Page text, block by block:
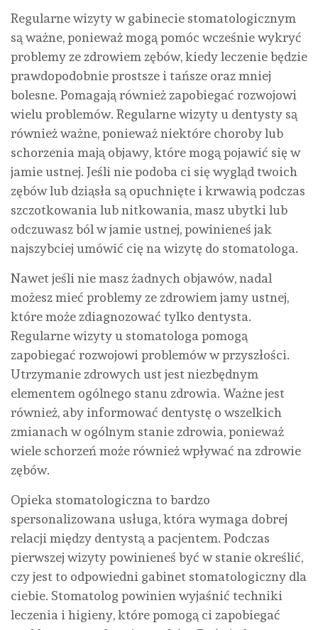
Regularne wizyty w gabinecie stomatologicznym
są ważne, ponieważ mogą pomóc wcześnie wykryć
problemy ze zdrowiem zębów, kiedy leczenie będzie
prawdopodobnie prostsze i tańsze oraz mniej
bolesne. Pomagają również zapobiegać rozwojowi
wielu problemów. Regularne wizyty u dentysty są
również ważne, ponieważ niektóre choroby lub
schorzenia mają objawy, które mogą pojawić się w
jamie ustnej. Jeśli nie podoba ci się wygląd twoich
zębów lub dziąsła są opuchnięte i krwawią podczas
szczotkowania lub nitkowania, masz ubytki lub
odczuwasz ból w jamie ustnej, powinieneś jak
najszybciej umówić cię na wizytę do stomatologa.
Nawet jeśli nie masz żadnych objawów, nadal
możesz mieć problemy ze zdrowiem jamy ustnej,
które może zdiagnozować tylko dentysta.
Regularne wizyty u stomatologa pomogą
zapobiegać rozwojowi problemów w przyszłości.
Utrzymanie zdrowych ust jest niezbędnym
elementem ogólnego stanu zdrowia. Ważne jest
również, aby informować dentystę o wszelkich
zmianach w ogólnym stanie zdrowia, ponieważ
wiele schorzeń może również wpływać na zdrowie
zębów.
Opieka stomatologiczna to bardzo
spersonalizowana usługa, która wymaga dobrej
relacji między dentystą a pacjentem. Podczas
pierwszej wizyty powinieneś być w stanie określić,
czy jest to odpowiedni gabinet stomatologiczny dla
ciebie. Stomatolog powinien wyjaśnić techniki
leczenia i higieny, które pomogą ci zapobiegać